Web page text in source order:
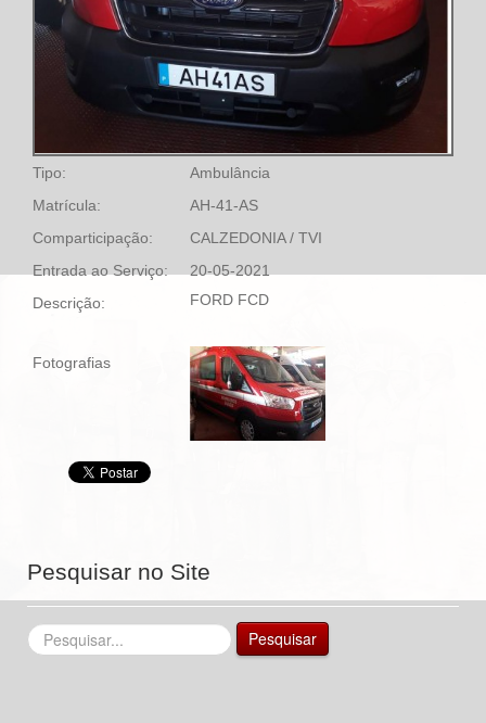
Tipo:
Ambulância
Matrícula:
AH-41-AS
Comparticipação:
CALZEDONIA / TVI
Entrada ao Serviço:
20-05-2021
Descrição:
FORD FCD
Fotografias
Pesquisar no Site
Pesquisar... Pesquisar